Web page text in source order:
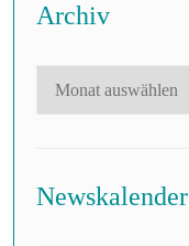
Archiv
Newskalender